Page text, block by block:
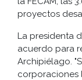
proyectos
La presidenta
acuerdo para
Archipiélago.
corporaciones